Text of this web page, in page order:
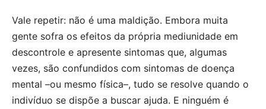
Vale repetir: não é uma maldição. Embora muita
gente sofra os efeitos da própria mediunidade em
descontrole e apresente sintomas que, algumas
vezes, são confundidos com sintomas de doença
mental –ou mesmo física–, tudo se resolve quando o
indivíduo se dispõe a buscar ajuda. E ninguém é